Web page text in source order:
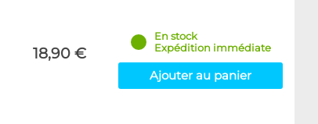
18,90 €
En stock
Expédition immédiate
Ajouter au panier